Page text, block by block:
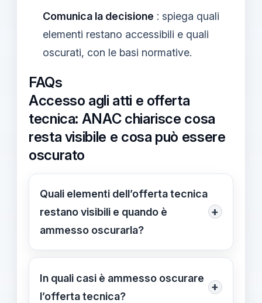
Comunica la decisione : spiega quali
elementi restano accessibili e quali
oscurati, con le basi normative.
FAQs
Accesso agli atti e offerta
tecnica: ANAC chiarisce cosa
resta visibile e cosa può essere
oscurato
Quali elementi dell’offerta tecnica
restano visibili e quando è
ammesso oscurarla?
+
L’offerta tecnica dell’aggiudicatario è
visibile integralmente a soggetti non
esclusi (inclusi verbali e atti).
In quali casi è ammesso oscurare
l’offerta tecnica?
+